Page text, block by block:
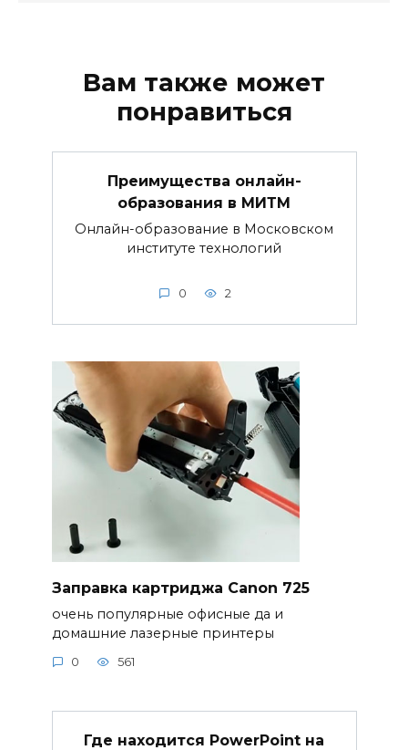
Вам также может
понравиться
Преимущества онлайн-
образования в МИТМ
Онлайн-образование в Московском
институте технологий
0 2
Заправка картриджа Canon 725
очень популярные офисные да и
домашние лазерные принтеры
0 561
Где находится PowerPoint на